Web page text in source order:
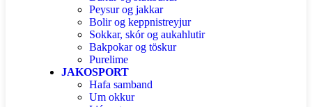
Peysur og jakkar
Bolir og keppnistreyjur
Sokkar, skór og aukahlutir
Bakpokar og töskur
Purelime
JAKOSPORT
Hafa samband
Um okkur